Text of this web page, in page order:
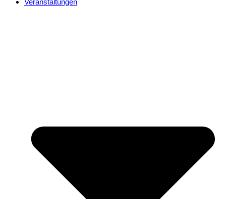
Veranstaltungen